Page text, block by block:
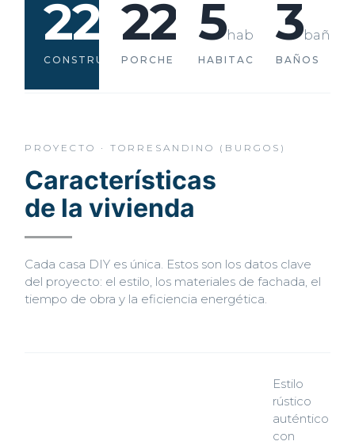
220m²
CONSTRUIDOS
22
PORCHE
5hab
HABITACIONES
3baños
BAÑOS
PROYECTO · TORRESANDINO (BURGOS)
Características
de la vivienda
Cada casa DIY es única. Estos son los datos clave
del proyecto: el estilo, los materiales de fachada, el
tiempo de obra y la eficiencia energética.
Estilo
rústico
auténtico
con